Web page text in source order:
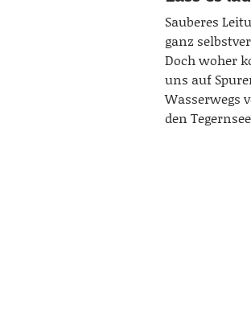
Sauberes
ganz
Doch woher
uns auf
Wasserwegs
den